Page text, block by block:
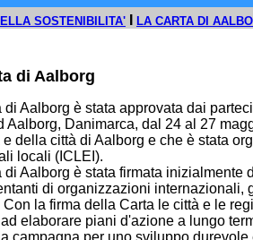
SOSTENIBILITA' LA CARTA DI
di Aalborg
di Aalborg è stata approvata dai
Aalborg, Danimarca, dal 24 al 27
e della città di Aalborg e che è stata
locali (ICLEI).
di Aalborg è stata firmata
di organizzazioni
Con la firma della Carta le città e le
ad elaborare piani d'azione a lungo
campagna per uno sviluppo